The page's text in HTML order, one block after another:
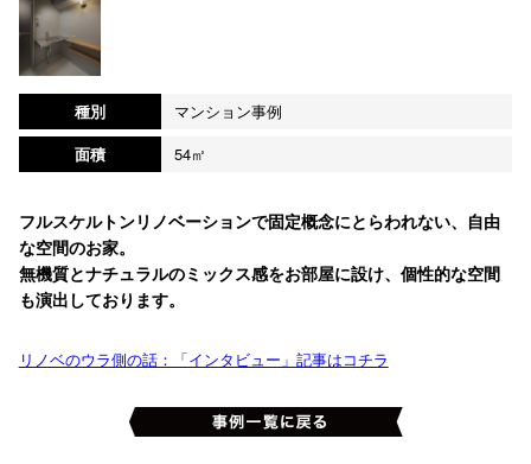
種別
マンション事例
面積
54㎡
フルスケルトンリノベーションで固定概念にとらわれない、自由
な空間のお家。
無機質とナチュラルのミックス感をお部屋に設け、個性的な空間
も演出しております。
リノベのウラ側の話：「インタビュー」記事はコチラ